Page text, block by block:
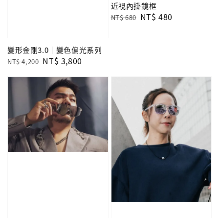
變形金剛3.0｜變色偏光系列
Regular
NT$ 4,200 Sale
NT$ 3,800
近視內掛鏡框
Regular
NT$ 680 Sale
NT$ 480